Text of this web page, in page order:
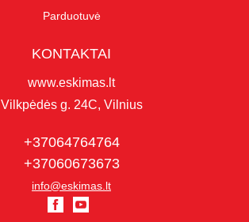
Parduotuvė
KONTAKTAI
www.eskimas.lt
Vilkpėdės g. 24C, Vilnius
+37064764764
+37060673673
info@eskimas.lt